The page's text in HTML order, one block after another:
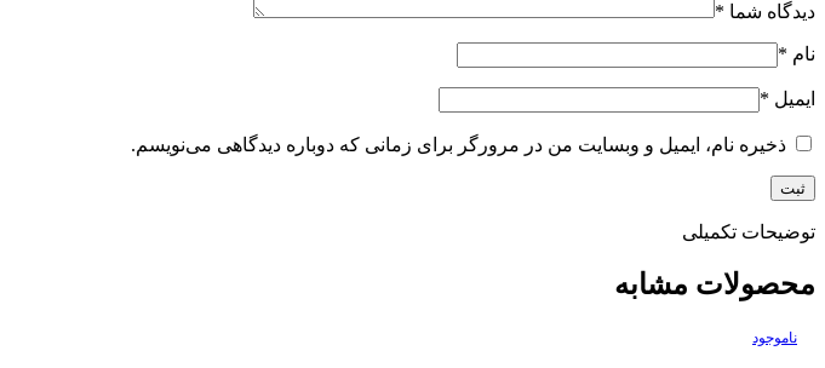
دیدگاه شما *
نام *
ایمیل *
ذخیره نام، ایمیل و وبسایت من در مرورگر برای زمانی که دوباره دیدگاهی می‌نویسم.
توضیحات تکمیلی
محصولات مشابه
ناموجود